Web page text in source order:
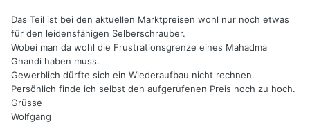
Das Teil ist bei den aktuellen Marktpreisen wohl nur noch etwas
für den leidensfähigen Selberschrauber.
Wobei man da wohl die Frustrationsgrenze eines Mahadma
Ghandi haben muss.
Gewerblich dürfte sich ein Wiederaufbau nicht rechnen.
Persönlich finde ich selbst den aufgerufenen Preis noch zu hoch.
Grüsse
Wolfgang